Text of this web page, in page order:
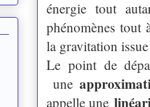
énergie tout
phénomènes tout
la gravitation
Le point de
une
appelle une